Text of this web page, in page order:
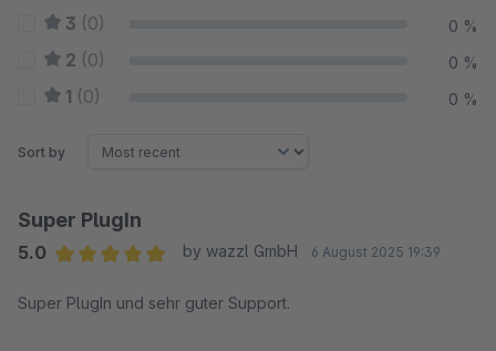
3 (0) 0 %
2 (0) 0 %
1 (0) 0 %
Sort by
Super PlugIn
5.0
by wazzl GmbH 6 August 2025 19:39
Super PlugIn und sehr guter Support.